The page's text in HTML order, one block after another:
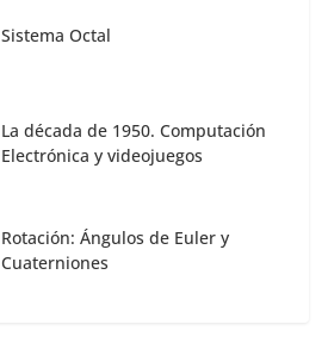
Sistema Octal
La década de 1950. Computación
Electrónica y videojuegos
Rotación: Ángulos de Euler y
Cuaterniones